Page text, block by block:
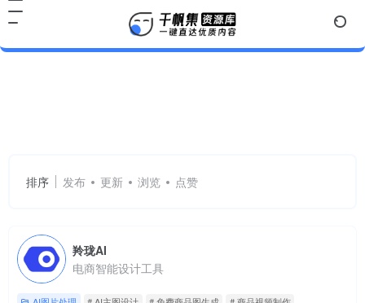
排序 发布 更新 浏览 点赞
羚珑AI
电商智能设计工具